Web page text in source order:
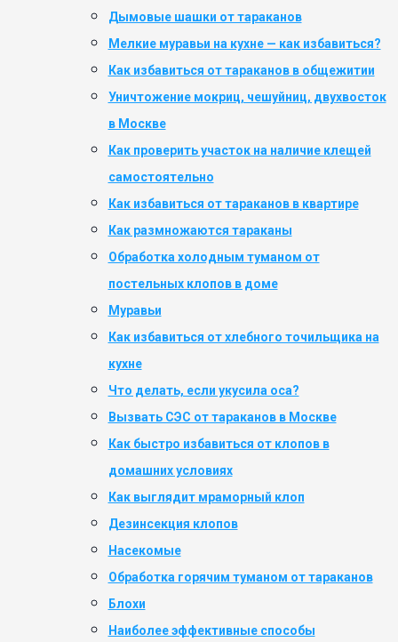
Дымовые шашки от тараканов
Мелкие муравьи на кухне — как избавиться?
Как избавиться от тараканов в общежитии
Уничтожение мокриц, чешуйниц, двухвосток
в Москве
Как проверить участок на наличие клещей
самостоятельно
Как избавиться от тараканов в квартире
Как размножаются тараканы
Обработка холодным туманом от
постельных клопов в доме
Муравьи
Как избавиться от хлебного точильщика на
кухне
Что делать, если укусила оса?
Вызвать СЭС от тараканов в Москве
Как быстро избавиться от клопов в
домашних условиях
Как выглядит мраморный клоп
Дезинсекция клопов
Насекомые
Обработка горячим туманом от тараканов
Блохи
Наиболее эффективные способы